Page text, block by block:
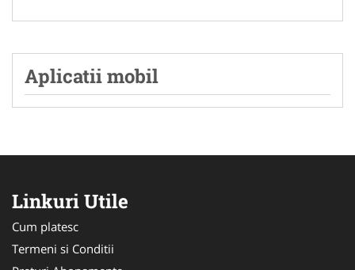
Aplicatii mobil
Linkuri Utile
Cum platesc
Termeni si Conditii